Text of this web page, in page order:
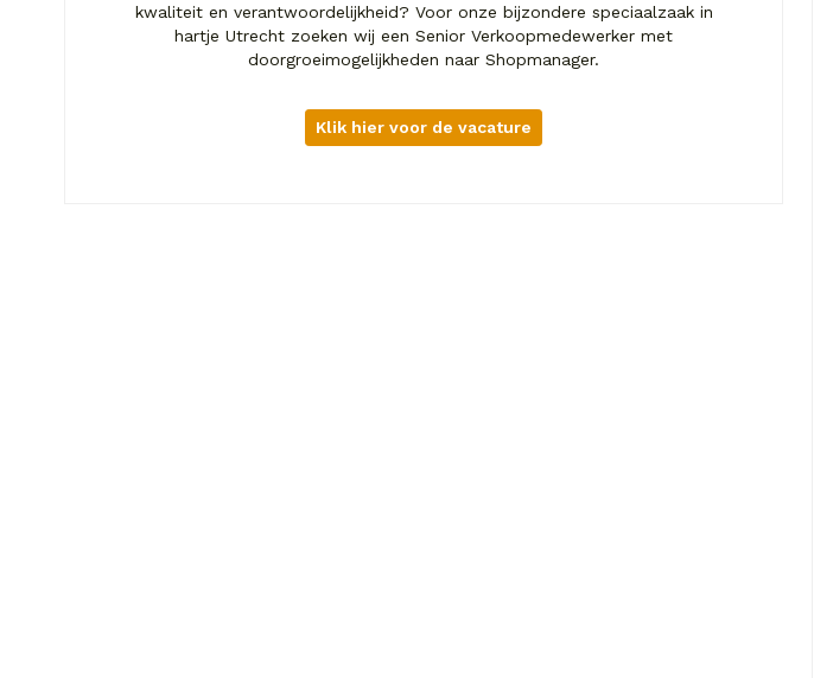
kwaliteit en verantwoordelijkheid? Voor onze bijzondere speciaalzaak in
hartje Utrecht zoeken wij een Senior Verkoopmedewerker met
doorgroeimogelijkheden naar Shopmanager.
Klik hier voor de vacature